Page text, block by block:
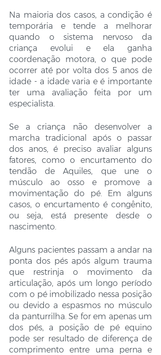
Na maioria dos casos, a condição é
temporária e tende a melhorar
quando o sistema nervoso da
criança evolui e ela ganha
coordenação motora, o que pode
ocorrer até por volta dos 5 anos de
idade - a idade varia e é importante
ter uma avaliação feita por um
especialista.
Se a criança não desenvolver a
marcha tradicional após o passar
dos anos, é preciso avaliar alguns
fatores, como o encurtamento do
tendão de Aquiles, que une o
músculo ao osso e promove a
movimentação do pé. Em alguns
casos, o encurtamento é congênito,
ou seja, está presente desde o
nascimento.
Alguns pacientes passam a andar na
ponta dos pés após algum trauma
que restrinja o movimento da
articulação, após um longo período
com o pé imobilizado nessa posição
ou devido a espasmos no músculo
da panturrilha. Se for em apenas um
dos pés, a posição de pé equino
pode ser resultado de diferença de
comprimento entre uma perna e